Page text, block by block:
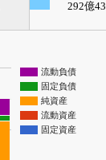
292億
流動負債
固定負債
純資産
流動資産
固定資産